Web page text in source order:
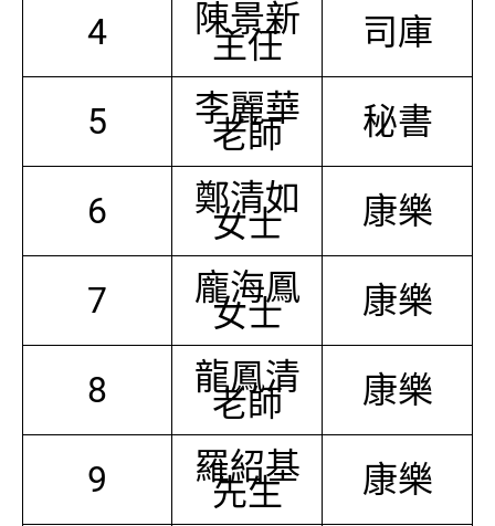
4 陳景新
主任 司庫
5 李麗華
老師 秘書
6 鄭清如
女士 康樂
7 龐海鳳
女士 康樂
8 龍鳳清
老師 康樂
9 羅紹基
先生 康樂